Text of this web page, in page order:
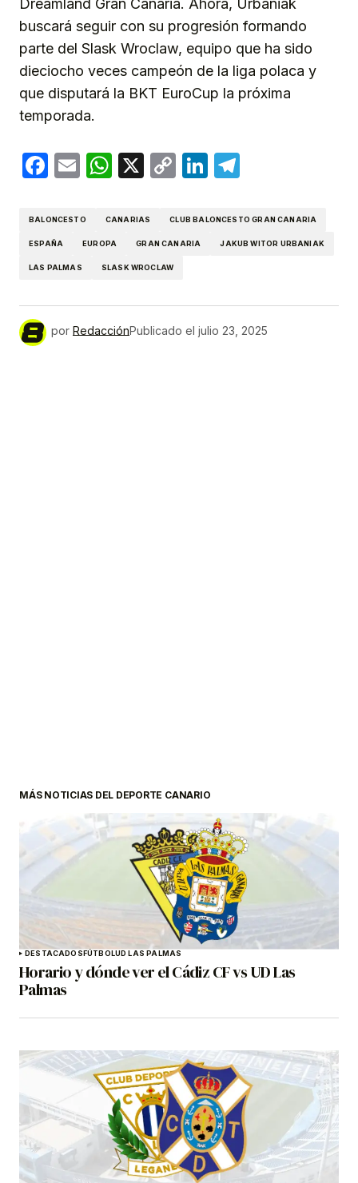
buscará seguir con su progresión formando
parte del Slask Wroclaw, equipo que ha sido
dieciocho veces campeón de la liga polaca y
que disputará la BKT EuroCup la próxima
temporada.
Facebook
EmailWhatsApp
X
CopyLinkedIn
BALONCESTO CANARIAS CLUB BALONCESTO GRAN CANARIA
ESPAÑA EUROPA GRAN CANARIA JAKUB WITOR URBANIAK
LAS PALMAS SLASK WROCLAW
por RedacciónPublicado el julio 23, 2025
MÁS NOTICIAS DEL DEPORTE CANARIO
DESTACADOSFÚTBOLUD LAS PALMAS
Horario y dónde ver el Cádiz CF vs UD Las
Palmas